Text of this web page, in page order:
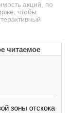
акций, по
, чтобы
читаемое
зоны отскока